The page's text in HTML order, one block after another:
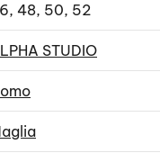
48, 50, 52
STUDIO